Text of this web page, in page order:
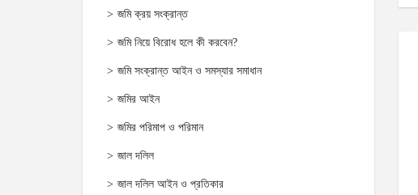
জমি ক্রয় সংক্রান্ত
জমি নিয়ে বিরোধ হলে কী করবেন?
জমি সংক্রান্ত আইন ও সমস্যার সমাধান
জমির আইন
জমির পরিমাপ ও পরিমান
জাল দলিল
জাল দলিল আইন ও প্রতিকার